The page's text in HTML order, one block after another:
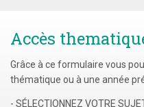
Accès
Grâce à ce formulaire vous
thématique ou à une année
- SÉLECTIONNEZ VOTRE